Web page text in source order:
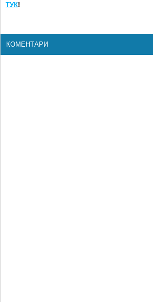
ТУК!
КОМЕНТАРИ